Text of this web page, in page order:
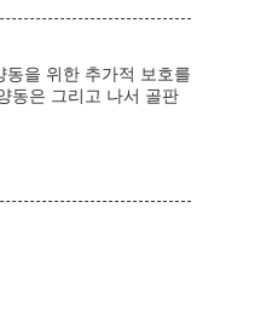
을 위한 추가적 보호를
동은 그리고 나서 골판